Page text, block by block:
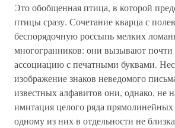
Это обобщенная птица, в которой
птицы сразу. Сочетание кварца с
беспорядочную россыпь мелких
многогранников: они вызывают
ассоциацию с печатными буквами.
изображение знаков неведомого
известных алфавитов они, однако, не
имитация целого ряда
одному из них в отдельности не